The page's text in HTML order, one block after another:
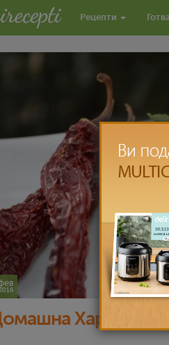
Рецепти
Хариша